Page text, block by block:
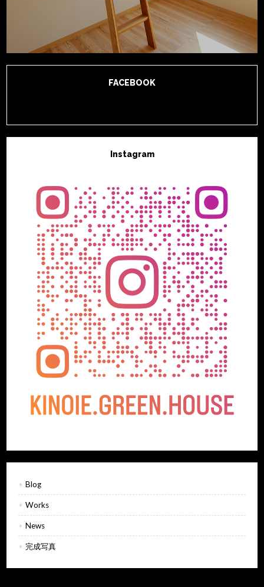
FACEBOOK
Instagram
Blog
Works
News
完成写真